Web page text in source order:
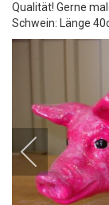
Qualität! Gerne
Schwein: Länge